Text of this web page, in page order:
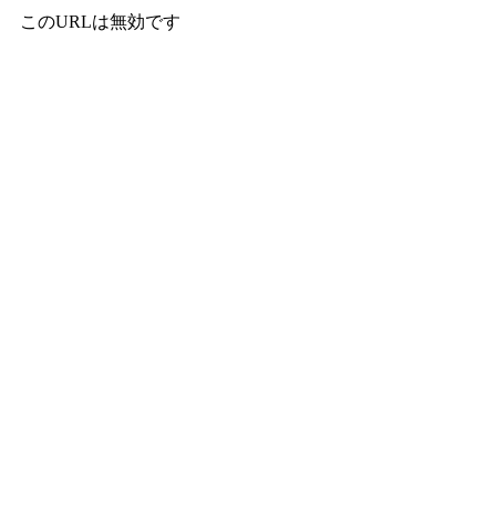
このURLは無効です